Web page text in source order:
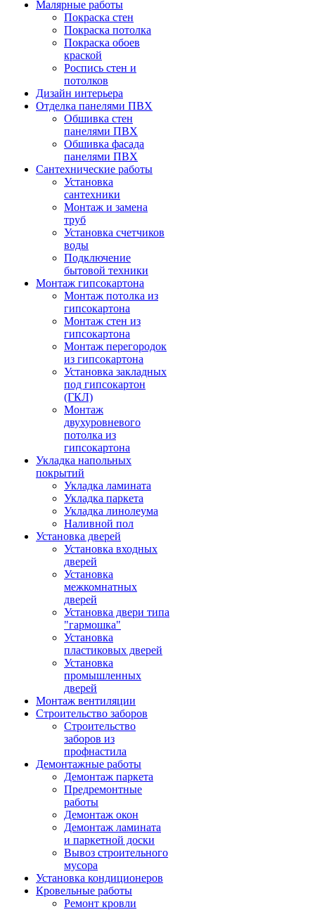
Малярные работы
Покраска стен
Покраска потолка
Покраска обоев
краской
Роспись стен и
потолков
Дизайн интерьера
Отделка панелями ПВХ
Обшивка стен
панелями ПВХ
Обшивка фасада
панелями ПВХ
Сантехнические работы
Установка
сантехники
Монтаж и замена
труб
Установка счетчиков
воды
Подключение
бытовой техники
Монтаж гипсокартона
Монтаж потолка из
гипсокартона
Монтаж стен из
гипсокартона
Монтаж перегородок
из гипсокартона
Установка закладных
под гипсокартон
(ГКЛ)
Монтаж
двухуровневого
потолка из
гипсокартона
Укладка напольных
покрытий
Укладка ламината
Укладка паркета
Укладка линолеума
Наливной пол
Установка дверей
Установка входных
дверей
Установка
межкомнатных
дверей
Установка двери типа
"гармошка"
Установка
пластиковых дверей
Установка
промышленных
дверей
Монтаж вентиляции
Строительство заборов
Строительство
заборов из
профнастила
Демонтажные работы
Демонтаж паркета
Предремонтные
работы
Демонтаж окон
Демонтаж ламината
и паркетной доски
Вывоз строительного
мусора
Установка кондиционеров
Кровельные работы
Ремонт кровли